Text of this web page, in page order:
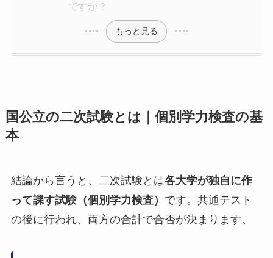
ですか？
もっと見る
国公立の二次試験とは｜個別学力検査の基
本
結論から言うと、二次試験とは各大学が独自に作
って課す試験（個別学力検査） です。共通テスト
の後に行われ、両方の合計で合否が決まります。